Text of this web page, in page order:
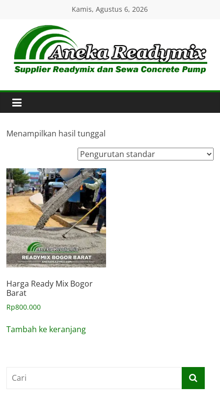
content
Kamis, Agustus 6, 2026
Aneka
Readymix
Pusat
Online
Ready
mix
di
Indonesia
Menampilkan hasil tunggal
Harga Ready Mix Bogor
Barat
Rp800.000
Tambah ke keranjang